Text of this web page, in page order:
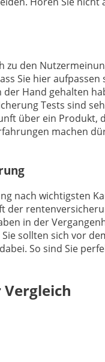
den
Sie hier
Hand gehalten
Tests sind
über ein Produkt,
machen
nach wichtigsten
in der
sollten sich vor
So sind Sie
Vergleich